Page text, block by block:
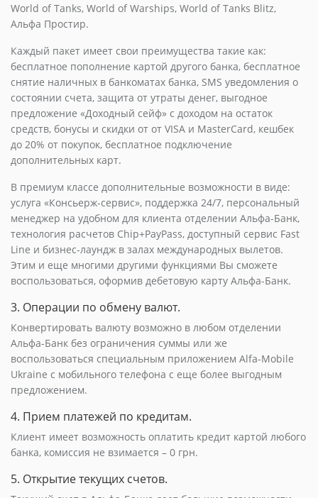
World of Tanks, World of Warships, World of Tanks Blitz,
Альфа Простир.
Каждый пакет имеет свои преимущества такие как:
бесплатное пополнение картой другого банка, бесплатное
снятие наличных в банкоматах банка, SMS уведомления о
состоянии счета, защита от утраты денег, выгодное
предложение «Доходный сейф» с доходом на остаток
средств, бонусы и скидки от от VISA и MasterCard, кешбек
до 20% от покупок, бесплатное подключение
дополнительных карт.
В премиум классе дополнительные возможности в виде:
услуга «Консьерж-сервис», поддержка 24/7, персональный
менеджер на удобном для клиента отделении Альфа-Банк,
технология расчетов Chip+PayPass, доступный сервис Fast
Line и бизнес-лаундж в залах международных вылетов.
Этим и еще многими другими функциями Вы сможете
воспользоваться, оформив дебетовую карту Альфа-Банк.
3. Операции по обмену валют.
Конвертировать валюту возможно в любом отделении
Альфа-Банк без ограничения суммы или же
воспользоваться специальным приложением Alfa-Mobile
Ukraine с мобильного телефона с еще более выгодным
предложением.
4. Прием платежей по кредитам.
Клиент имеет возможность оплатить кредит картой любого
банка, комиссия не взимается – 0 грн.
5. Открытие текущих счетов.